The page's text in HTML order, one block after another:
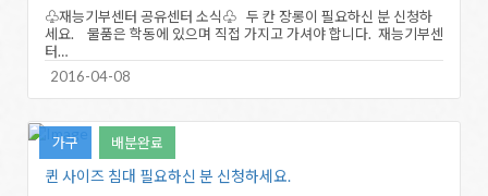
♧재능기부센터 공유센터 소식♧ 두 칸 장롱이 필요하신 분 신청하
세요. 물품은 학동에 있으며 직접 가지고 가셔야 합니다. 재능기부센
터…
2016-04-08
가구 배분완료
퀸 사이즈 침대 필요하신 분 신청하세요.